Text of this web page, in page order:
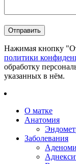
Нажимая кнопку
политики
обработку
указанных в нём.
О матке
Анатомия
Заболевания